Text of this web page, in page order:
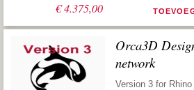
€4.375,00
Orca3D
network
Version 3 for